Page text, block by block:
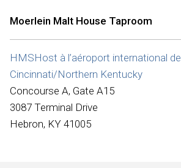
Internationale
Moerlein Malt House Taproom
HMSHost à l’aéroport international de
Cincinnati/Northern Kentucky
Concourse A, Gate A15
3087 Terminal Drive
Hebron, KY 41005